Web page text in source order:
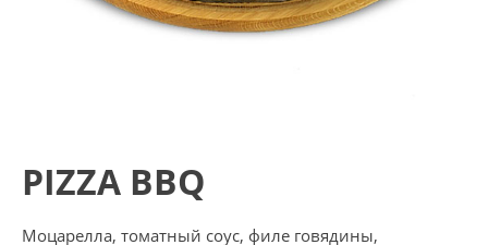
PIZZA BBQ
Моцарелла, томатный соус, филе говядины,